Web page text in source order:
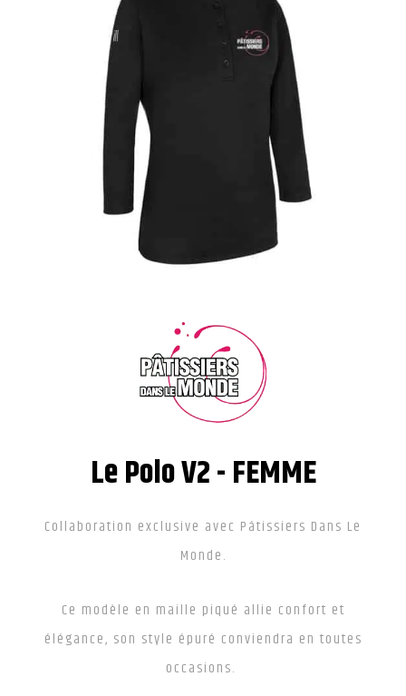
Le Polo V2 - FEMME
Collaboration exclusive avec Pâtissiers Dans Le
Monde.
Ce modèle en maille piqué allie confort et
élégance, son style épuré conviendra en toutes
occasions.